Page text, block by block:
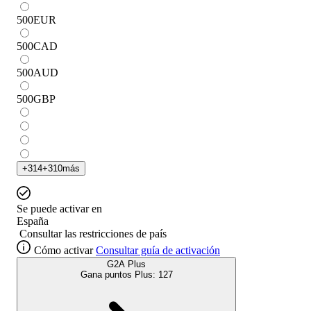
500EUR
500CAD
500AUD
500GBP
+314+310más
Se puede activar en
España
Consultar las restricciones de país
Cómo activar Consultar guía de activación
G2A Plus
Gana puntos Plus: 127